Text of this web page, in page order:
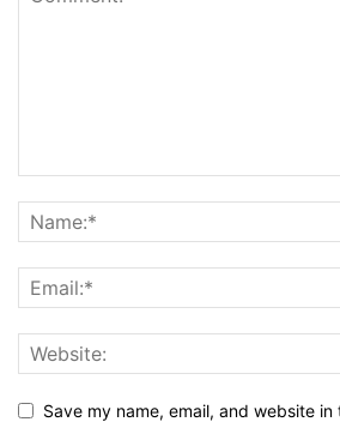
Save my name, email, and website